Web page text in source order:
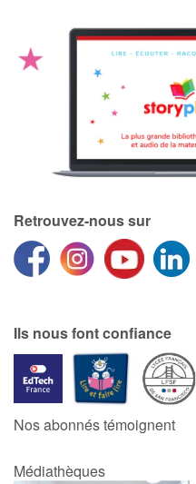
Retrouvez-nous sur
Ils nous font confiance
Nos abonnés témoignent
Médiathèques